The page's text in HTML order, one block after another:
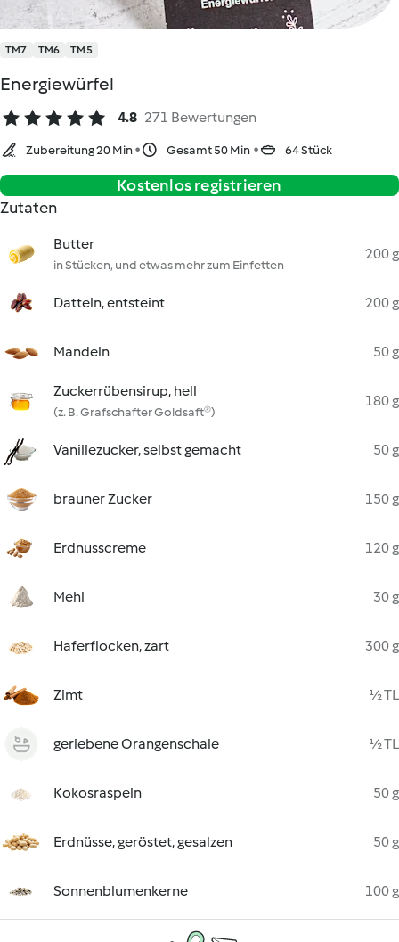
TM7 TM6 TM5
Energiewürfel
4.8 271 Bewertungen
Zubereitung 20 Min Gesamt 50 Min 64 Stück
Kostenlos registrieren
Zutaten
Butter
in Stücken, und etwas mehr zum Einfetten
200 g
Datteln, entsteint 200 g
Mandeln 50 g
Zuckerrübensirup, hell
(z. B. Grafschafter Goldsaft®)
180 g
Vanillezucker, selbst gemacht 50 g
brauner Zucker 150 g
Erdnusscreme 120 g
Mehl 30 g
Haferflocken, zart 300 g
Zimt ½ TL
geriebene Orangenschale ½ TL
Kokosraspeln 50 g
Erdnüsse, geröstet, gesalzen 50 g
Sonnenblumenkerne 100 g